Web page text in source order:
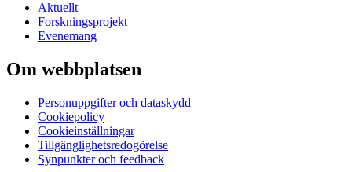
Aktuellt
Forskningsprojekt
Evenemang
Om webbplatsen
Personuppgifter och dataskydd
Cookiepolicy
Cookieinställningar
Tillgänglighetsredogörelse
Synpunkter och feedback